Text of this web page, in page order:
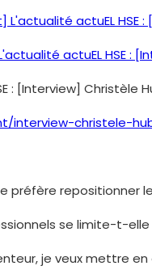
actuEL HSE :
: [Interview]
interview-christele-
préfère repositionner
se limite-t-elle
je veux mettre